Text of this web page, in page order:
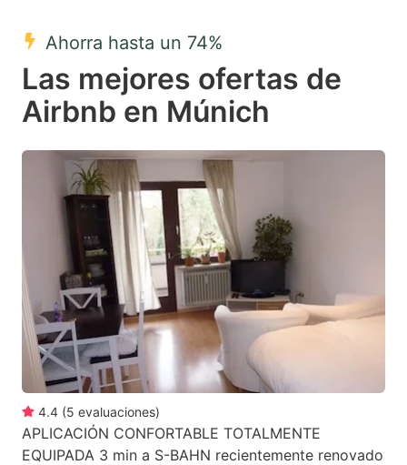
key
to
get
keyboard
shortcuts
for
changing
dates.
to
get
keyboard
for
changing
dates.
Ahorra hasta un 74%
Las mejores ofertas de
Airbnb en Múnich
4.4 (5 evaluaciones)
APLICACIÓN CONFORTABLE TOTALMENTE
EQUIPADA 3 min a S-BAHN recientemente renovado